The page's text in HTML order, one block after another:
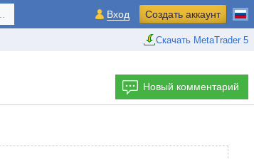
Скачать MetaTrader 5
Вход Создать аккаунт
Новый комментарий